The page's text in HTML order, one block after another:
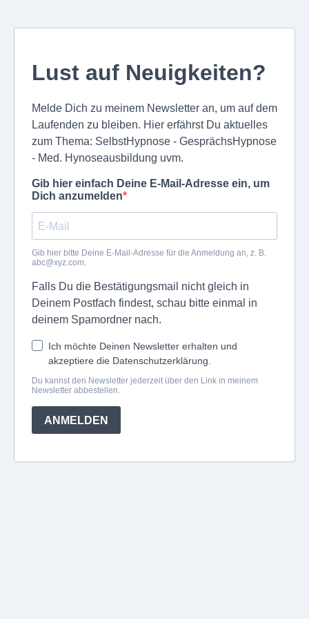
Lust auf Neuigkeiten?
Melde Dich zu meinem Newsletter an, um auf dem
Laufenden zu bleiben. Hier erfährst Du aktuelles
zum Thema: SelbstHypnose - GesprächsHypnose
- Med. Hynoseausbildung uvm.
Gib hier einfach Deine E-Mail-Adresse ein, um
Dich anzumelden
Gib hier bitte Deine E-Mail-Adresse für die Anmeldung an, z. B.
abc@xyz.com.
Falls Du die Bestätigungsmail nicht gleich in
Deinem Postfach findest, schau bitte einmal in
deinem Spamordner nach.
Ich möchte Deinen Newsletter erhalten und
akzeptiere die Datenschutzerklärung.
Du kannst den Newsletter jederzeit über den Link in meinem
Newsletter abbestellen.
ANMELDEN